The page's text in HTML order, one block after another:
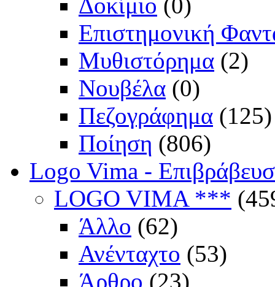
Δοκίμιο (0)
Επιστημονική
Μυθιστόρημα (2)
Νουβέλα (0)
Πεζογράφημα (125)
Ποίηση (806)
Logo Vima -
LOGO VIMA ***
Άλλο (62)
Ανένταχτο (53)
Άρθρο (23)